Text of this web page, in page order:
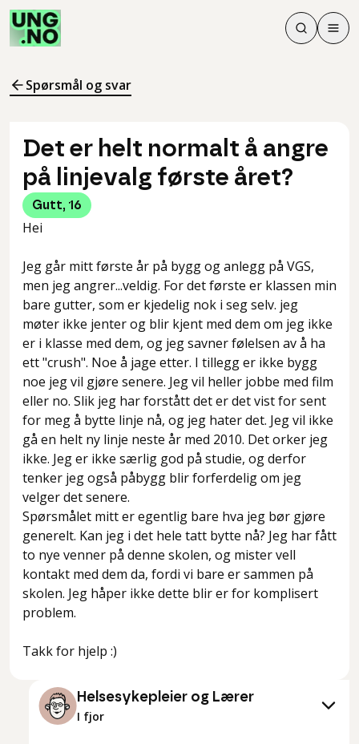
Søk
Søk
Meny
Spørsmål og svar
Det er helt normalt å angre
på linjevalg første året?
Gutt, 16
Hei
Jeg går mitt første år på bygg og anlegg på VGS,
men jeg angrer...veldig. For det første er klassen min
bare gutter, som er kjedelig nok i seg selv. jeg
møter ikke jenter og blir kjent med dem om jeg ikke
er i klasse med dem, og jeg savner følelsen av å ha
ett "crush". Noe å jage etter. I tillegg er ikke bygg
noe jeg vil gjøre senere. Jeg vil heller jobbe med film
eller no. Slik jeg har forstått det er det vist for sent
for meg å bytte linje nå, og jeg hater det. Jeg vil ikke
gå en helt ny linje neste år med 2010. Det orker jeg
ikke. Jeg er ikke særlig god på studie, og derfor
tenker jeg også påbygg blir forferdelig om jeg
velger det senere.
Spørsmålet mitt er egentlig bare hva jeg bør gjøre
generelt. Kan jeg i det hele tatt bytte nå? Jeg har fått
to nye venner på denne skolen, og mister vell
kontakt med dem da, fordi vi bare er sammen på
skolen. Jeg håper ikke dette blir er for komplisert
problem.
Takk for hjelp :)
Helsesykepleier og Lærer
I fjor